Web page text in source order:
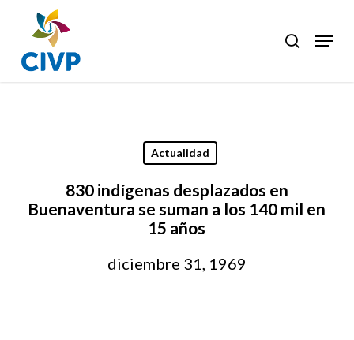
main
content
search
Menu
Actualidad
830 indígenas desplazados en
Buenaventura se suman a los 140 mil en
15 años
diciembre 31, 1969
Close